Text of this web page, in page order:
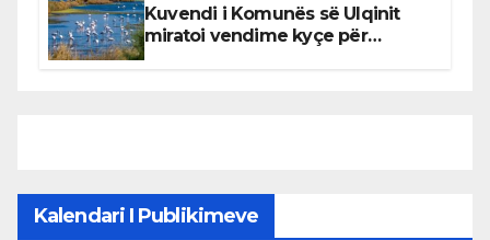
Kuvendi i Komunës së Ulqinit
miratoi vendime kyçe për
Kalendari I Publikimeve